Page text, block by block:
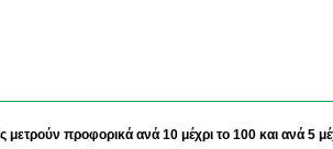
μετρούν προφορικά ανά 10 μέχρι το 100 και ανά 5